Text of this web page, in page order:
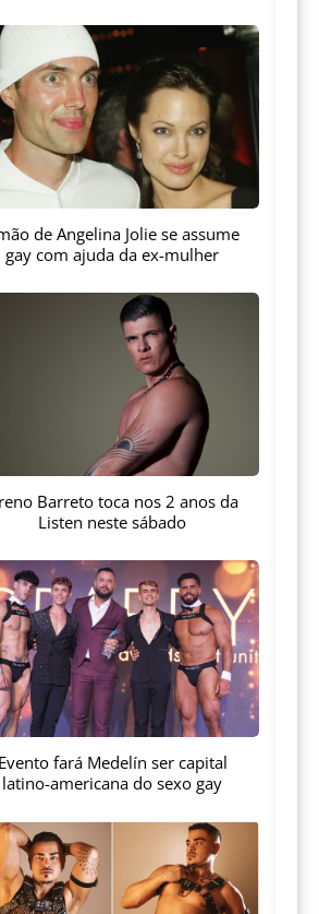
de Angelina Jolie se assume
gay com ajuda da ex-mulher
Barreto toca nos 2 anos da
Listen neste sábado
Evento fará Medelín ser capital
latino-americana do sexo gay